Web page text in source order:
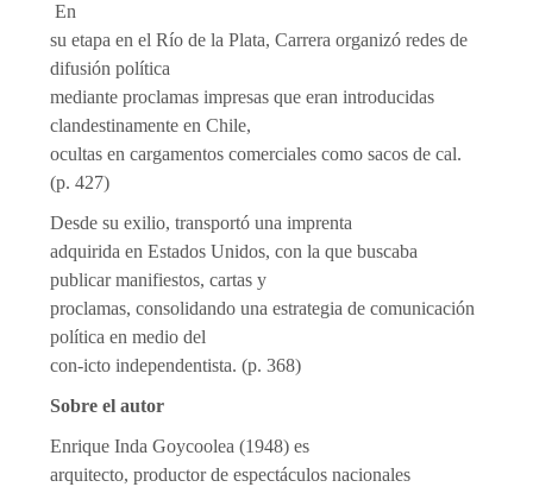
En
su etapa en el Río de la Plata, Carrera organizó redes de
difusión política
mediante proclamas impresas que eran introducidas
clandestinamente en Chile,
ocultas en cargamentos comerciales como sacos de cal.
(p. 427)
Desde su exilio, transportó una imprenta
adquirida en Estados Unidos, con la que buscaba
publicar manifiestos, cartas y
proclamas, consolidando una estrategia de comunicación
política en medio del
con‑icto independentista. (p. 368)
Sobre el autor
Enrique Inda Goycoolea (1948) es
arquitecto, productor de espectáculos nacionales